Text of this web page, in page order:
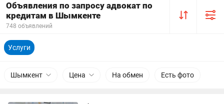
Объявления по запросу адвокат по
кредитам в Шымкенте
748 объявлений
Услуги
Шымкент Цена На обмен Есть фото